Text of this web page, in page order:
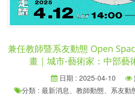
兼任教師暨系友動態 Open
畫｜城市-藝術家：中部藝
日期 : 2025-04-10
分類 : 最新消息、教師動態、系友動